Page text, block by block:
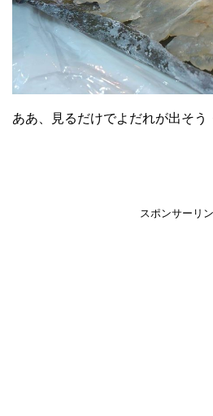
ああ、見るだけでよだれが出そう
スポンサーリ